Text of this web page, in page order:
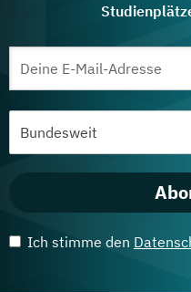
Ich stimme den